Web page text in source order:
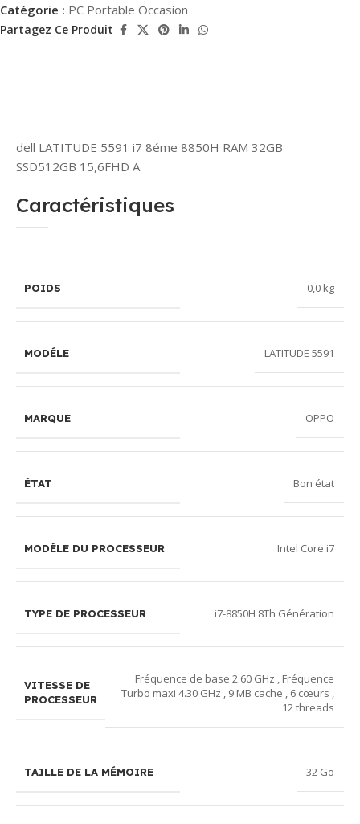
Catégorie : PC Portable Occasion
Partagez Ce Produit
dell LATITUDE 5591 i7 8éme 8850H RAM 32GB
SSD512GB 15,6FHD A
Caractéristiques
POIDS 0,0 kg
MODÉLE LATITUDE 5591
MARQUE OPPO
ÉTAT Bon état
MODÉLE DU PROCESSEUR Intel Core i7
TYPE DE PROCESSEUR i7-8850H 8Th Génération
VITESSE DE
PROCESSEUR
Fréquence de base 2.60 GHz , Fréquence
Turbo maxi 4.30 GHz , 9 MB cache , 6 cœurs ,
12 threads
TAILLE DE LA MÉMOIRE 32 Go